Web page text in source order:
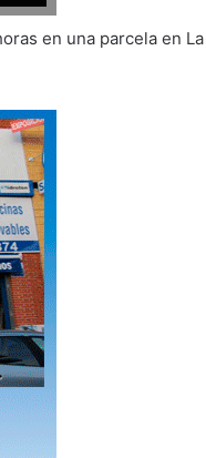
en una parcela en